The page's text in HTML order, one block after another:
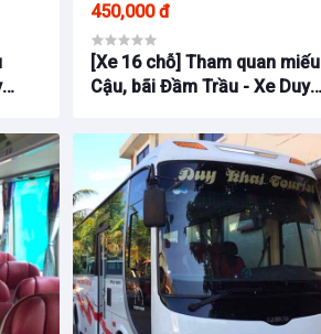
450,000 đ
[Xe 16 chỗ] Tham quan miếu
Cậu, bãi Đầm Trầu - Xe Duy